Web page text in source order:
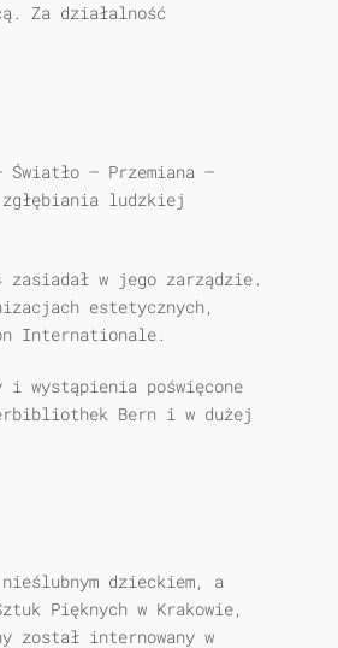
Za działalność
Światło – Przemiana –
ludzkiej
zasiadał w jego zarządzie.
estetycznych,
Internationale.
wystąpienia poświęcone
Bern i w dużej
dzieckiem, a
Pięknych w Krakowie,
został internowany w